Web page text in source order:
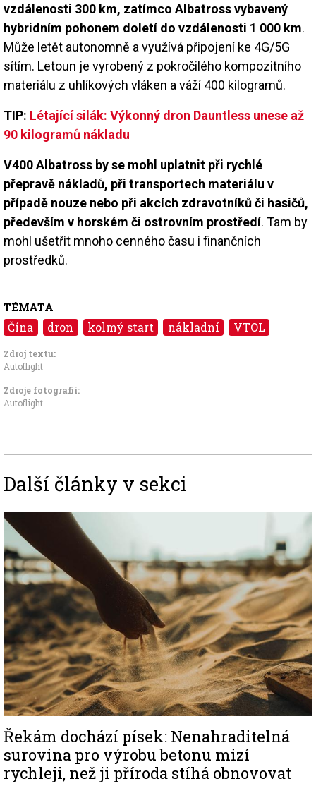
vzdálenosti 300 km, zatímco Albatross vybavený
hybridním pohonem doletí do vzdálenosti 1 000 km.
Může letět autonomně a využívá připojení ke 4G/5G
sítím. Letoun je vyrobený z pokročilého kompozitního
materiálu z uhlíkových vláken a váží 400 kilogramů.
TIP: Létající silák: Výkonný dron Dauntless unese až
90 kilogramů nákladu
V400 Albatross by se mohl uplatnit při rychlé
přepravě nákladů, při transportech materiálu v
případě nouze nebo při akcích zdravotníků či hasičů,
především v horském či ostrovním prostředí. Tam by
mohl ušetřit mnoho cenného času i finančních
prostředků.
TÉMATA
Čína dron kolmý start nákladní VTOL
Zdroj textu:
Autoflight
Zdroje fotografii:
Autoflight
Další články v sekci
Image
Řekám dochází písek: Nenahraditelná
surovina pro výrobu betonu mizí
rychleji, než ji příroda stíhá obnovovat